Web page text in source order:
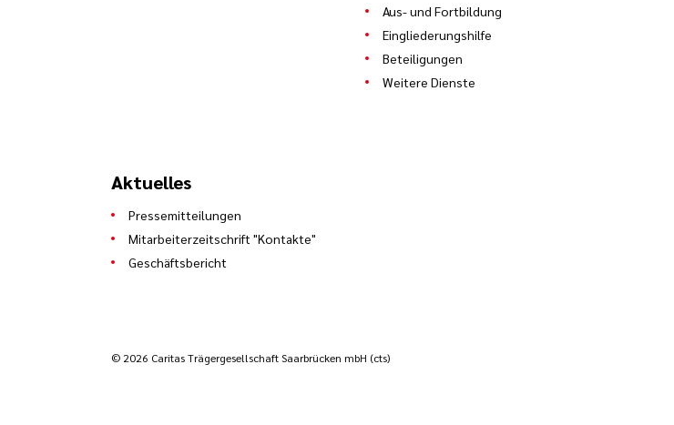
Aus- und Fortbildung
Eingliederungshilfe
Beteiligungen
Weitere Dienste
Aktuelles
Pressemitteilungen
Mitarbeiterzeitschrift "Kontakte"
Geschäftsbericht
© 2026 Caritas Trägergesellschaft Saarbrücken mbH (cts)